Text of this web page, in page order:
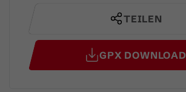
TEILEN
GPX DOWNLOAD